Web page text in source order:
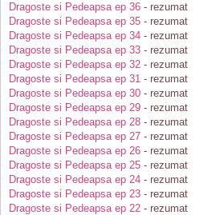
Dragoste si Pedeapsa ep 36 - rezumat
Dragoste si Pedeapsa ep 35 - rezumat
Dragoste si Pedeapsa ep 34 - rezumat
Dragoste si Pedeapsa ep 33 - rezumat
Dragoste si Pedeapsa ep 32 - rezumat
Dragoste si Pedeapsa ep 31 - rezumat
Dragoste si Pedeapsa ep 30 - rezumat
Dragoste si Pedeapsa ep 29 - rezumat
Dragoste si Pedeapsa ep 28 - rezumat
Dragoste si Pedeapsa ep 27 - rezumat
Dragoste si Pedeapsa ep 26 - rezumat
Dragoste si Pedeapsa ep 25 - rezumat
Dragoste si Pedeapsa ep 24 - rezumat
Dragoste si Pedeapsa ep 23 - rezumat
Dragoste si Pedeapsa ep 22 - rezumat